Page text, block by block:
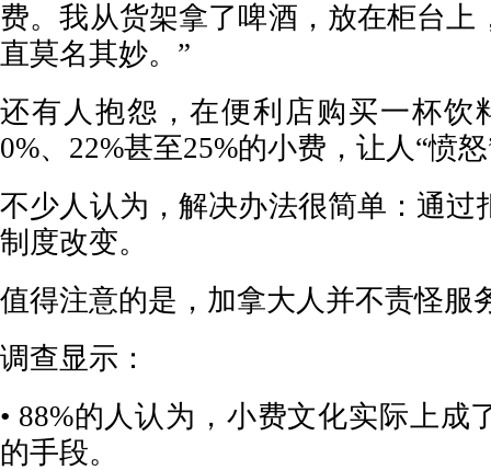
费。我从货架拿了啤酒，放在柜台上
直莫名其妙。”
还有人抱怨，在便利店购买一杯饮
0%、22%甚至25%的小费，让人“愤
不少人认为，解决办法很简单：通过
制度改变。
值得注意的是，加拿大人并不责怪服
调查显示：
• 88%的人认为，小费文化实际上成
的手段。